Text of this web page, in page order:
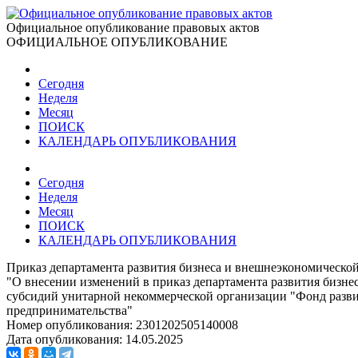
Официальное опубликование правовых актов
ОФИЦИАЛЬНОЕ ОПУБЛИКОВАНИЕ
Сегодня
Неделя
Месяц
ПОИСК
КАЛЕНДАРЬ ОПУБЛИКОВАНИЯ
Сегодня
Неделя
Месяц
ПОИСК
КАЛЕНДАРЬ ОПУБЛИКОВАНИЯ
Приказ департамента развития бизнеса и
"О внесении изменений в приказ департамента развития
субсидий унитарной некоммерческой организации "Фонд
предпринимательства"
Номер опубликования: 2301202505140008
Дата опубликования: 14.05.2025